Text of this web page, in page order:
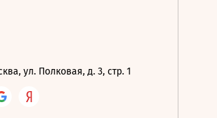
ул. Полковая, д. 3, стр. 1